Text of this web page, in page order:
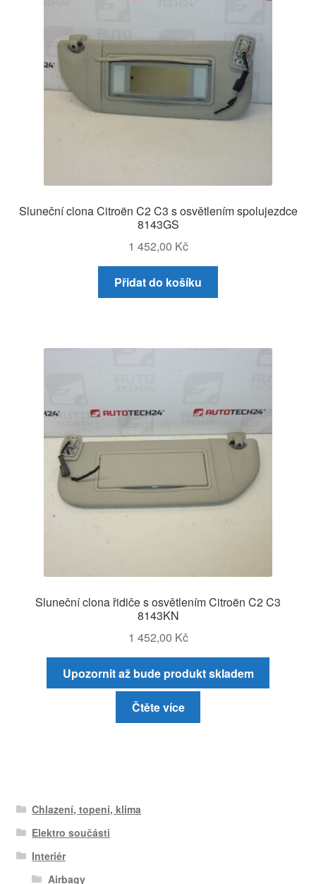
Sluneční clona Citroën C2 C3 s osvětlením spolujezdce
8143GS
1 452,00 Kč
Přidat do košíku
Sluneční clona řidiče s osvětlením Citroën C2 C3
8143KN
1 452,00 Kč
Upozornit až bude produkt skladem
Čtěte více
Chlazení, topení, klima
Elektro součásti
Interiér
Airbagy